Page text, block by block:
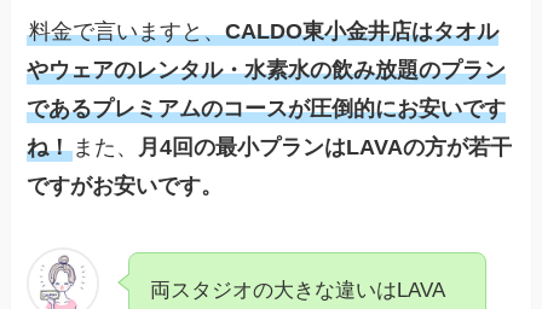
料金で言いますと、CALDO東小金井店はタオル
やウェアのレンタル・水素水の飲み放題のプラン
であるプレミアムのコースが圧倒的にお安いです
ね！ また、
月4回の最小プランはLAVAの方が若干
ですがお安いです。
両スタジオの大きな違いはLAVA